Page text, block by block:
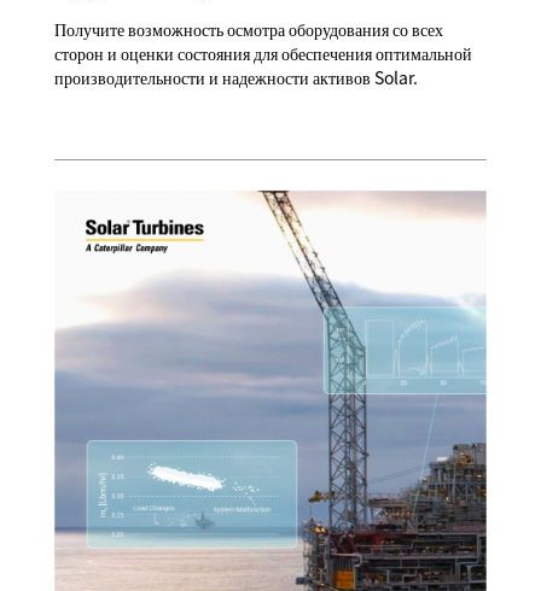
Получите возможность осмотра оборудования со всех
сторон и оценки состояния для обеспечения оптимальной
производительности и надежности активов Solar.